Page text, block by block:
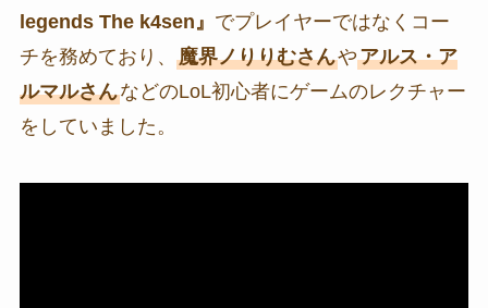
legends The k4sen』 でプレイヤーではなくコー
チを務めており、 魔界ノりりむさんやアルス・ア
ルマルさんなどのLoL初心者にゲームのレクチャー
をしていました。